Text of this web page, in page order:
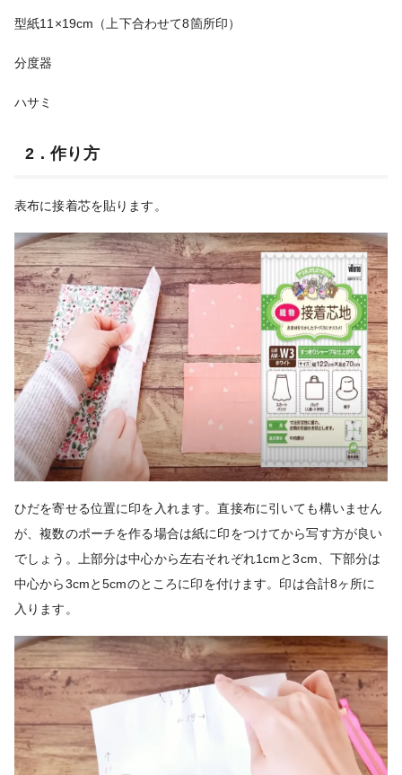
型紙11×19cm（上下合わせて8箇所印）
分度器
ハサミ
2．作り方
表布に接着芯を貼ります。
ひだを寄せる位置に印を入れます。直接布に引いても構いません
が、複数のポーチを作る場合は紙に印をつけてから写す方が良い
でしょう。上部分は中心から左右それぞれ1cmと3cm、下部分は
中心から3cmと5cmのところに印を付けます。印は合計8ヶ所に
入ります。